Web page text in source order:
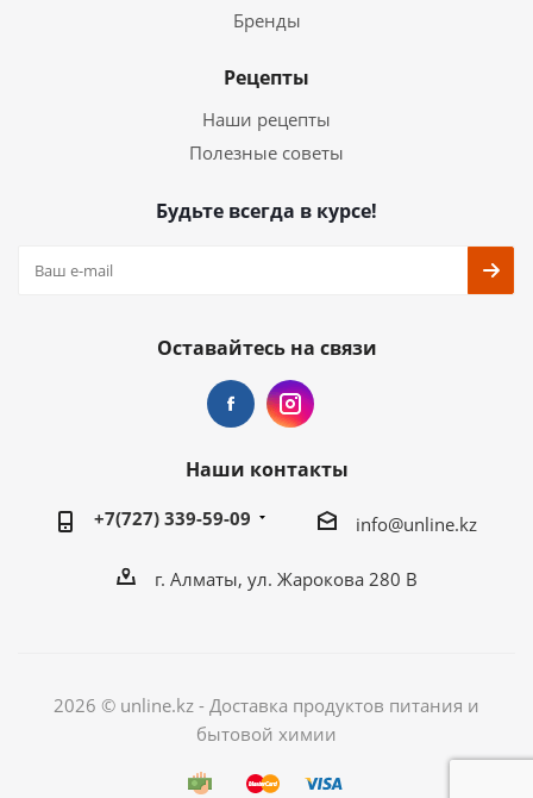
Бренды
Рецепты
Наши рецепты
Полезные советы
Будьте всегда в курсе!
Оставайтесь на связи
Наши контакты
+7(727) 339-59-09 info@unline.kz
г. Алматы, ул. Жарокова 280 В
2026 © unline.kz - Доставка продуктов питания и
бытовой химии